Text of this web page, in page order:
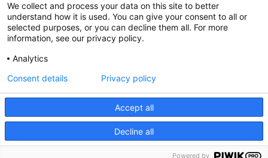
Bedrijven
Hogescholen
De grootste kennisbank van het HBO
Inspiratie op jouw vakgebied
Vrij toegankelijk
We collect and process your data on this site to better
understand how it is used. You can give your consent to all or
selected purposes, or you can decline them all. For more
information, see our privacy policy.
Analytics
Accept all
Decline all
Consent details Privacy policy
Powered by